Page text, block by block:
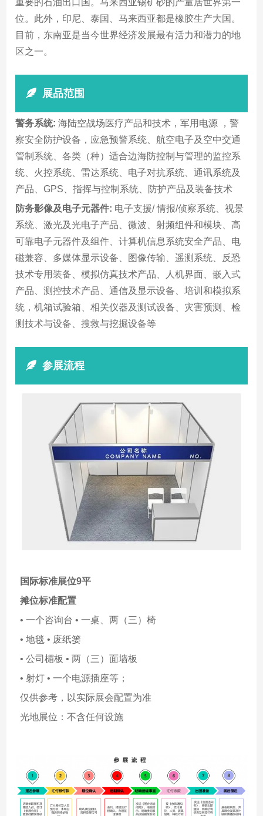
位。此外，印尼、泰国、马来西亚都是橡胶生产大国。
目前，东南亚是当今世界经济发展最有活力和潜力的地
区之一。
展品范围
警务系统: 海陆空战场医疗产品和技术，军用电源 ，警
察安全防护设备，应急预警系统、航空电子及空中交通
管制系统、各类（种）适合边海防控制与管理的监控系
统、火控系统、雷达系统、电子对抗系统、通讯系统及
产品、GPS、指挥与控制系统、防护产品及装备技术
防务影像及电子元器件: 电子支援/ 情报/侦察系统、视景
系统、激光及光电子产品、微波、射频组件和模块、高
可靠电子元器件及组件、计算机信息系统安全产品、电
磁兼容、多媒体显示设备、图像传输、遥测系统、反恐
技术专用装备、模拟仿真技术产品、人机界面、嵌入式
产品、测控技术产品、通信及显示设备、培训和模拟系
统，机箱试验箱、相关仪器及测试设备、灾害预测、检
测技术与设备、搜救与挖掘设备等
参展流程
国际标准展位9平
摊位标准配置
• 一个咨询台 • 一桌、两（三）椅
• 地毯 • 废纸篓
• 公司楣板 • 两（三）面墙板
• 射灯 • 一个电源插座等；
仅供参考，以实际展会配置为准
光地展位：不含任何设施